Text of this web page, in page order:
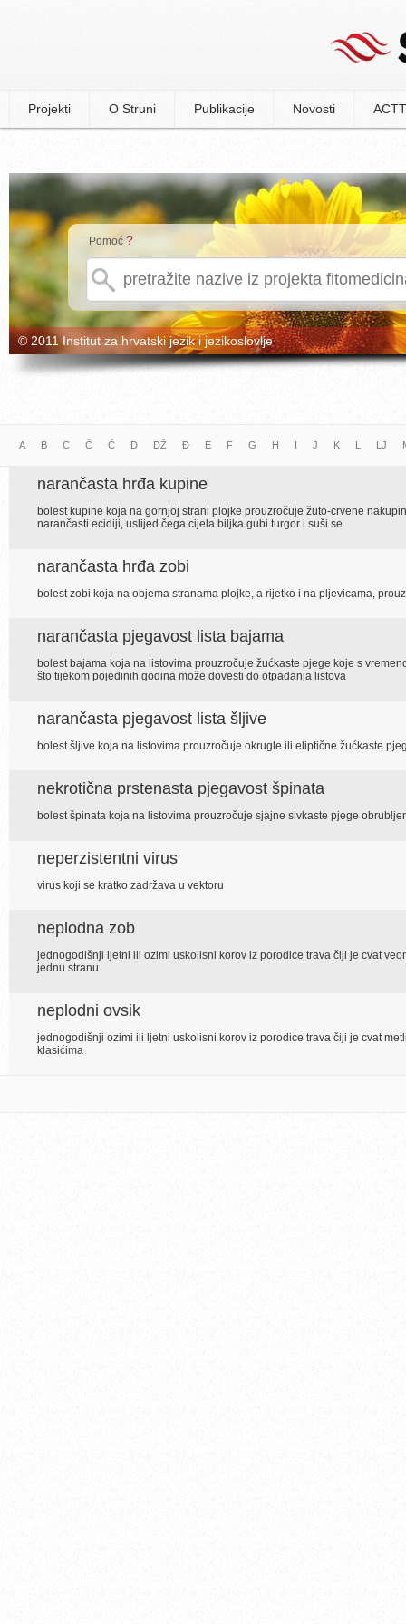
Projekti O Struni Publikacije Novosti
Pomoć ?
© 2011 Institut za hrvatski jezik i jezikoslovlje
A B C Č Ć D DŽ Đ E F G H I J K L LJ
narančasta hrđa kupine
bolest kupine koja na gornjoj strani plojke prouzročuje žuto-crvene
narančasti ecidiji, uslijed čega cijela biljka gubi turgor i suši se
narančasta hrđa zobi
bolest zobi koja na objema stranama plojke, a rijetko i na pljevicama,
narančasta pjegavost lista bajama
bolest bajama koja na listovima prouzročuje žućkaste pjege koje s
što tijekom pojedinih godina može dovesti do otpadanja listova
narančasta pjegavost lista šljive
bolest šljive koja na listovima prouzročuje okrugle ili eliptične žućkaste
nekrotična prstenasta pjegavost špinata
bolest špinata koja na listovima prouzročuje sjajne sivkaste pjege
neperzistentni virus
virus koji se kratko zadržava u vektoru
neplodna zob
jednogodišnji ljetni ili ozimi uskolisni korov iz porodice trava čiji je cvat
jednu stranu
neplodni ovsik
jednogodišnji ozimi ili ljetni uskolisni korov iz porodice trava čiji je cvat
klasićima